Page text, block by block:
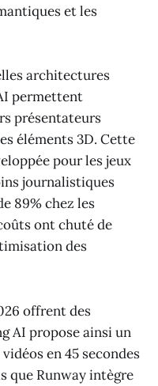
et les
architectures
permettent
présentateurs
éléments 3D. Cette
pour les jeux
journalistiques
89% chez les
ont chuté de
des
offrent des
AI propose ainsi un
en 45 secondes
que Runway intègre